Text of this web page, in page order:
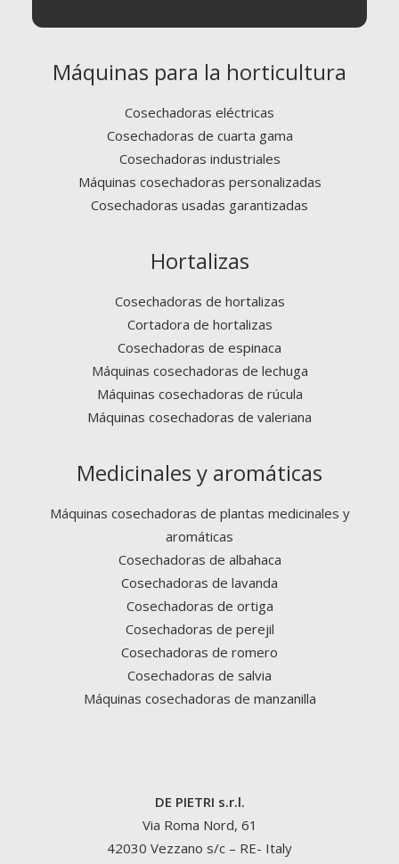
Máquinas para la horticultura
Cosechadoras eléctricas
Cosechadoras de cuarta gama
Cosechadoras industriales
Máquinas cosechadoras personalizadas
Cosechadoras usadas garantizadas
Hortalizas
Cosechadoras de hortalizas
Cortadora de hortalizas
Cosechadoras de espinaca
Máquinas cosechadoras de lechuga
Máquinas cosechadoras de rúcula
Máquinas cosechadoras de valeriana
Medicinales y aromáticas
Máquinas cosechadoras de plantas medicinales y
aromáticas
Cosechadoras de albahaca
Cosechadoras de lavanda
Cosechadoras de ortiga
Cosechadoras de perejil
Cosechadoras de romero
Cosechadoras de salvia
Máquinas cosechadoras de manzanilla
DE PIETRI s.r.l.
Via Roma Nord, 61
42030 Vezzano s/c – RE- Italy